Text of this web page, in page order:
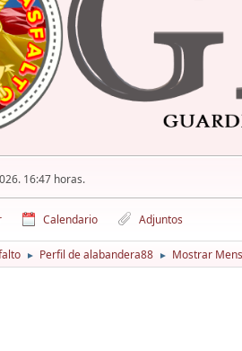
16:47 horas.
Calendario Adjuntos
► Perfil de alabandera88 ► Mostrar